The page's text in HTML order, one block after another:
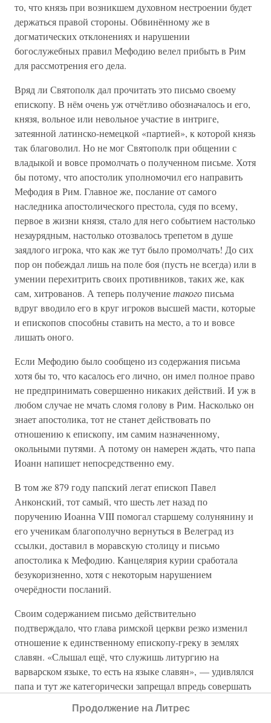
то, что князь при возникшем духовном нестроении будет
держаться правой стороны. Обвинённому же в
догматических отклонениях и нарушении
богослужебных правил Мефодию велел прибыть в Рим
для рассмотрения его дела.
Вряд ли Святополк дал прочитать это письмо своему
епископу. В нём очень уж отчётливо обозначалось и его,
князя, вольное или невольное участие в интриге,
затеянной латинско-немецкой «партией», к которой князь
так благоволил. Но не мог Святополк при общении с
владыкой и вовсе промолчать о полученном письме. Хотя
бы потому, что апостолик уполномочил его направить
Мефодия в Рим. Главное же, послание от самого
наследника апостолического престола, судя по всему,
первое в жизни князя, стало для него событием настолько
незаурядным, настолько отозвалось трепетом в душе
заядлого игрока, что как же тут было промолчать! До сих
пор он побеждал лишь на поле боя (пусть не всегда) или в
умении перехитрить своих противников, таких же, как
сам, хитрованов. А теперь получениетакогописьма
вдруг вводило его в круг игроков высшей масти, которые
и епископов способны ставить на место, а то и вовсе
лишать оного.
Если Мефодию было сообщено из содержания письма
хотя бы то, что касалось его лично, он имел полное право
не предпринимать совершенно никаких действий. И уж в
любом случае не мчать сломя голову в Рим. Насколько он
знает апостолика, тот не станет действовать по
отношению к епископу, им самим назначенному,
окольными путями. А потому он намерен ждать, что папа
Иоанн напишет непосредственно ему.
В том же 879 году папский легат епископ Павел
Анконский, тот самый, что шесть лет назад по
поручению Иоанна VIII помогал старшему солунянину и
его ученикам благополучно вернуться в Велеград из
ссылки, доставил в моравскую столицу и письмо
апостолика к Мефодию. Канцелярия курии сработала
безукоризненно, хотя с некоторым нарушением
очерёдности посланий.
Своим содержанием письмо действительно
подтверждало, что глава римской церкви резко изменил
отношение к единственному епископу-греку в землях
славян. «Слышал ещё, что служишь литургию на
варварском языке, то есть на языке славян», — удивлялся
папа и тут же категорически запрещал впредь совершать
Кроме того, из письма явствовало, что против моравского
Продолжение на Литрес